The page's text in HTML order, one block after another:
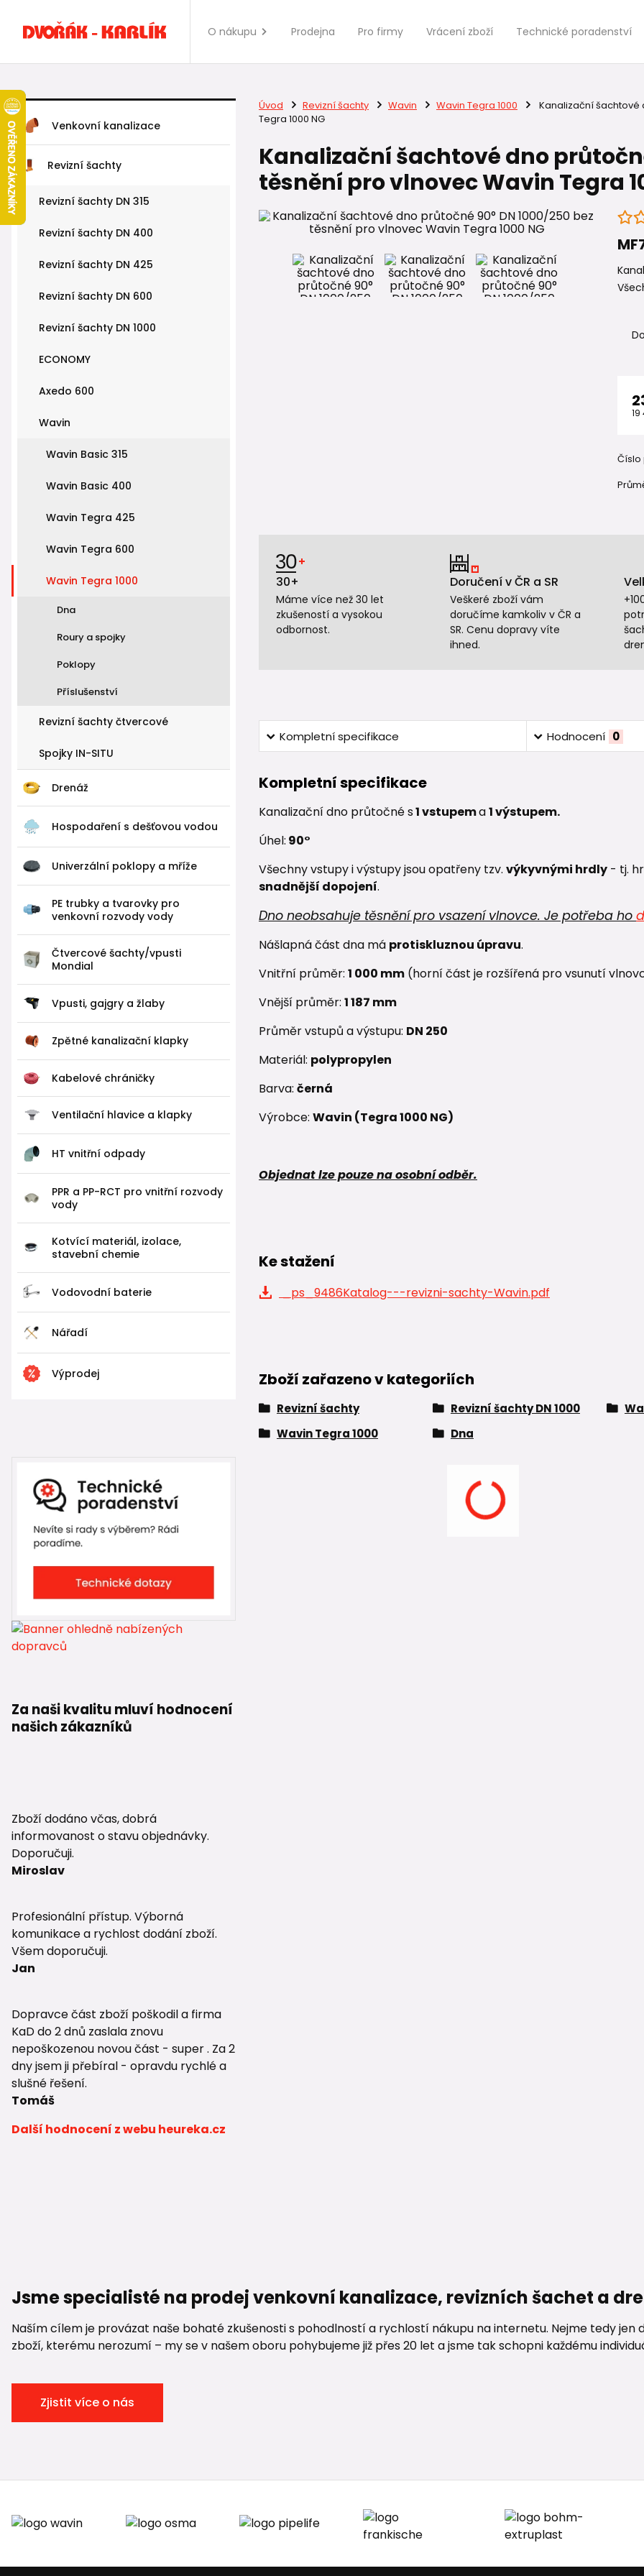
O nákupu Prodejna Pro firmy Vrácení zboží Technické poradenství
Venkovní kanalizace
Revizní šachty
Revizní šachty DN 315
Revizní šachty DN 400
Revizní šachty DN 425
Revizní šachty DN 600
Revizní šachty DN 1000
ECONOMY
Axedo 600
Wavin
Wavin Basic 315
Wavin Basic 400
Wavin Tegra 425
Wavin Tegra 600
Wavin Tegra 1000
Dna
Roury a spojky
Poklopy
Příslušenství
Revizní šachty čtvercové
Spojky IN-SITU
Drenáž
Hospodaření s dešťovou vodou
Univerzální poklopy a mříže
PE trubky a tvarovky pro
venkovní rozvody vody
Čtvercové šachty/vpusti
Mondial
Vpusti, gajgry a žlaby
Zpětné kanalizační klapky
Kabelové chráničky
Ventilační hlavice a klapky
HT vnitřní odpady
PPR a PP-RCT pro vnitřní rozvody
vody
Kotvící materiál, izolace,
stavební chemie
Vodovodní baterie
Nářadí
Výprodej
Za naši kvalitu mluví hodnocení
našich zákazníků
Zboží dodáno včas, dobrá
informovanost o stavu objednávky.
Doporučuji.
Miroslav
Profesionální přístup. Výborná
komunikace a rychlost dodání zboží.
Všem doporučuji.
Jan
Dopravce část zboží poškodil a firma
KaD do 2 dnů zaslala znovu
nepoškozenou novou část - super . Za 2
dny jsem ji přebíral - opravdu rychlé a
slušné řešení.
Tomáš
Další hodnocení z webu heureka.cz
Úvod Revizní šachty Wavin Wavin Tegra 1000
Kanalizační šachtové
Tegra 1000 NG
Kanalizační šachtové dno
těsnění pro vlnovec Wavin Tegra
19
Číslo
30+
Máme více než 30 let
zkušeností a vysokou
odbornost.
Doručení v ČR a SR
Veškeré zboží vám
doručíme kamkoliv v ČR a
SR. Cenu dopravy víte
ihned.
Kompletní specifikace Hodnocení 0
Kompletní specifikace
Kanalizační dno průtočnés1 vstupema1 výstupem.
Úhel: 90°
Všechny vstupy i výstupy jsou opatřeny tzv. výkyvnými hrdly- tj.
snadnější dopojení.
Dno neobsahuje těsnění pro vsazení vlnovce. Je potřeba ho
Nášlapná část dna má protiskluznou úpravu.
Vnitřní průměr: 1 000 mm(horní část je rozšířená pro vsunutí
Vnější průměr: 1 187 mm
Průměr vstupů a výstupu: DN 250
Materiál: polypropylen
Barva: černá
Výrobce: Wavin (Tegra 1000 NG)
Objednat lze pouze na osobní odběr.
Ke stažení
_ps_9486Katalog---revizni-sachty-Wavin.pdf
Zboží zařazeno v kategoriích
Revizní šachty Revizní šachty DN 1000
Wavin Tegra 1000
Dna
Jsme specialisté na prodej venkovní kanalizace, revizních šachet a
Naším cílem je provázat naše bohaté zkušenosti s pohodlností a rychlostí nákupu na internetu. Nejme tedy jen
zboží, kterému nerozumí – my se v našem oboru pohybujeme již přes 20 let a jsme tak schopni každému
Zjistit více o nás